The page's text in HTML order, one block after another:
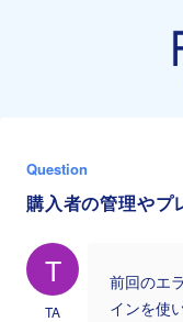
Question
購入者の管理やプ
T
TA
前回のエ
インを使